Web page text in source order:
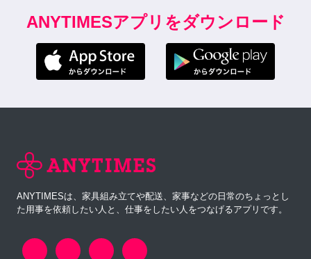
ANYTIMESアプリをダウンロード
ANYTIMESは、家具組み立てや配送、家事などの日常のちょっとし
た用事を依頼したい人と、仕事をしたい人をつなげるアプリです。